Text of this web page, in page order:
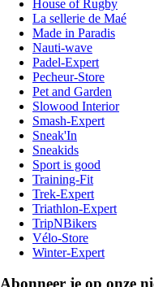
House of Rugby
La sellerie de Maé
Made in Paradis
Nauti-wave
Padel-Expert
Pecheur-Store
Pet and Garden
Slowood Interior
Smash-Expert
Sneak'In
Sneakids
Sport is good
Training-Fit
Trek-Expert
Triathlon-Expert
TripNBikers
Vélo-Store
Winter-Expert